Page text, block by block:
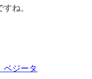
ね。
ベジータ